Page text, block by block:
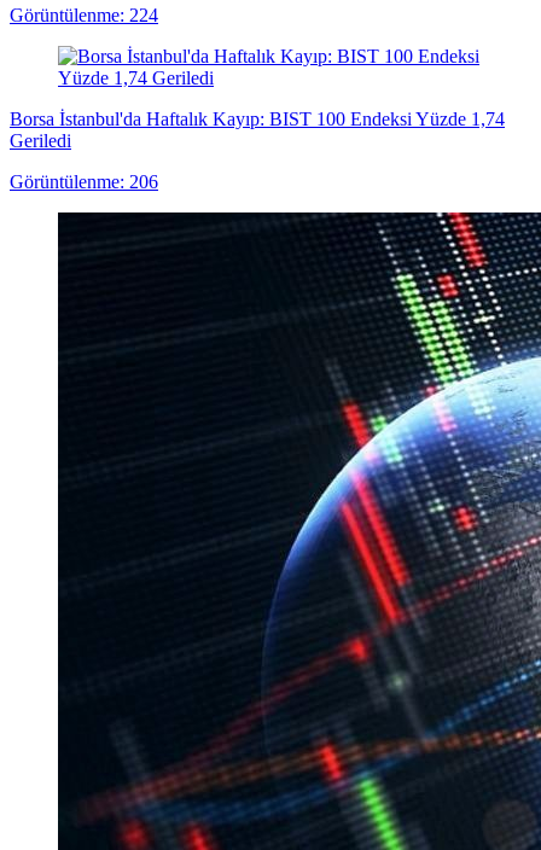
Görüntülenme: 224
Borsa İstanbul'da Haftalık Kayıp: BIST 100 Endeksi Yüzde 1,74
Geriledi
Görüntülenme: 206